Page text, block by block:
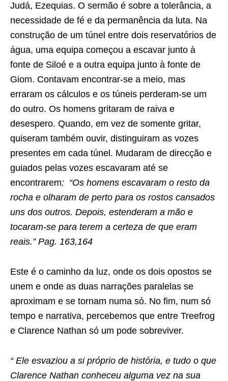
Judá, Ezequias. O sermão é sobre a tolerância, a
necessidade de fé e da permanência da luta. Na
construção de um túnel entre dois reservatórios de
água, uma equipa começou a escavar junto à
fonte de Siloé e a outra equipa junto à fonte de
Giom. Contavam encontrar-se a meio, mas
erraram os cálculos e os túneis perderam-se um
do outro. Os homens gritaram de raiva e
desespero. Quando, em vez de somente gritar,
quiseram também ouvir, distinguiram as vozes
presentes em cada túnel. Mudaram de direcção e
guiados pelas vozes escavaram até se
encontrarem: “Os homens escavaram o resto da
rocha e olharam de perto para os rostos cansados
uns dos outros. Depois, estenderam a mão e
tocaram-se para terem a certeza de que eram
reais.” Pag. 163,164
Este é o caminho da luz, onde os dois opostos se
unem e onde as duas narrações paralelas se
aproximam e se tornam numa só. No fim, num só
tempo e narrativa, percebemos que entre Treefrog
e Clarence Nathan só um pode sobreviver.
“ Ele esvaziou a si próprio de história, e tudo o que
Clarence Nathan conheceu alguma vez na sua